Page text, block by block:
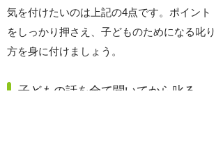
気を付けたいのは上記の4点です。ポイント
をしっかり押さえ、子どものためになる叱り
方を身に付けましょう。
子どもの話を全て聞いてから叱る